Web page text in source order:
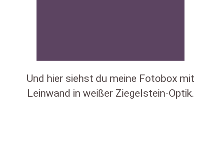
Und hier siehst du meine Fotobox mit
Leinwand in weißer Ziegelstein-Optik.